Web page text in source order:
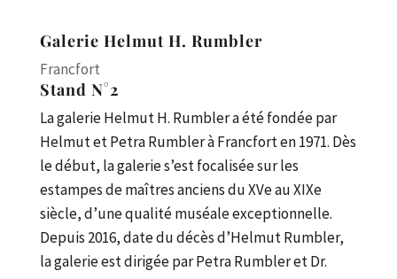
Galerie Helmut H. Rumbler
Francfort
Stand N°2
La galerie Helmut H. Rumbler a été fondée par
Helmut et Petra Rumbler à Francfort en 1971. Dès
le début, la galerie s’est focalisée sur les
estampes de maîtres anciens du XVe au XIXe
siècle, d’une qualité muséale exceptionnelle.
Depuis 2016, date du décès d’Helmut Rumbler,
la galerie est dirigée par Petra Rumbler et Dr.